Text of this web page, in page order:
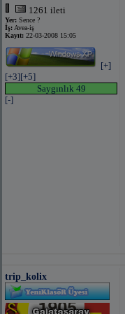
1261 ileti
Yer: Sence ?
İş: Avea-iş
Kayıt: 22-03-2008 15:05
[+]
[+3][+5]
Saygınlık 49
[-]
trip_kolix